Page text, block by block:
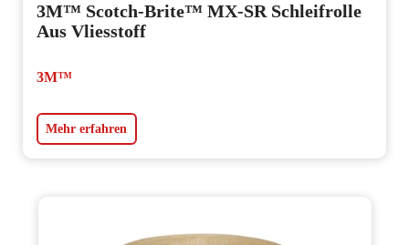
3M™ Scotch-Brite™ MX-SR Schleifrolle
Aus Vliesstoff
3M™
Mehr erfahren